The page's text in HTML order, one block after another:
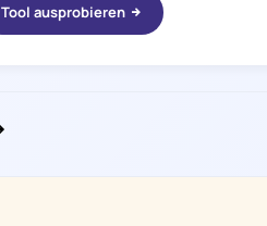
Tool ausprobieren